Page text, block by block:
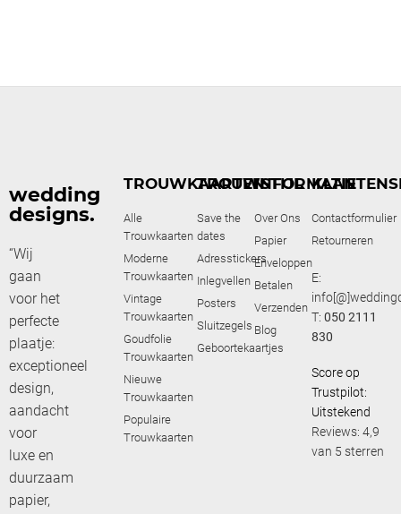
wedding
designs.
“Wij
gaan
voor het
perfecte
plaatje:
exceptioneel
design,
aandacht
voor
luxe en
duurzaam
papier,
TROUWKAARTEN
Alle
Trouwkaarten
Moderne
Trouwkaarten
Vintage
Trouwkaarten
Goudfolie
Trouwkaarten
Nieuwe
Trouwkaarten
Populaire
Trouwkaarten
TROUWSTIJL
Save the
dates
Adresstickers
Inlegvellen
Posters
Sluitzegels
Geboortekaartjes
INFORMATIE
Over Ons
Papier
Enveloppen
Betalen
Verzenden
Blog
Contactformulier
Retourneren
E:
T:050 2111
830
Score op
Trustpilot:
Uitstekend
Reviews: 4,9
van 5 sterren